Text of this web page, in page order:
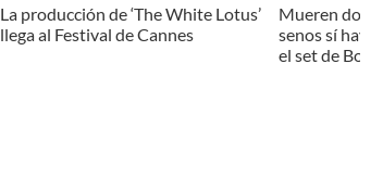
La producción de ‘The White Lotus’
llega al Festival de Cannes
Mueren dos
senos sí hay
el set de